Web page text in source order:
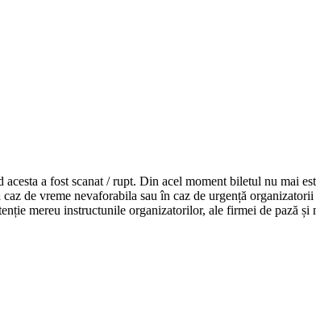
acesta a fost scanat / rupt. Din acel moment biletul nu mai
caz de vreme nevaforabila sau în caz de urgență organizatorii
mereu instructunile organizatorilor, ale firmei de pază și